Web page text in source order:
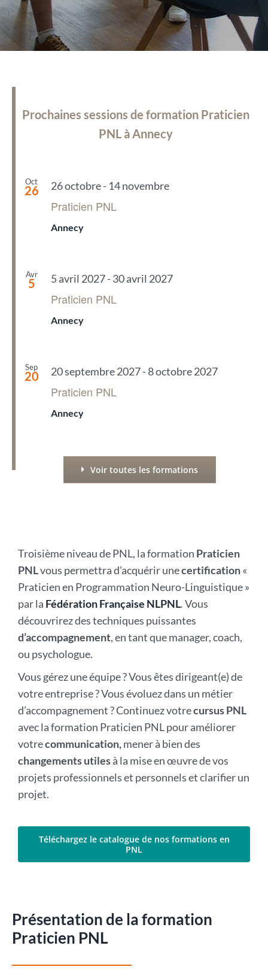
Prochaines sessions de formation Praticien
PNL à Annecy
Oct
26 26 octobre- 14 novembre
Praticien PNL
Annecy
Avr
5 5 avril 2027-30 avril 2027
Praticien PNL
Annecy
Sep
20 20 septembre 2027-8 octobre 2027
Praticien PNL
Annecy
Voir toutes les formations
Troisième niveau de PNL, la formation Praticien
PNLvous permettra d’acquérir unecertification«
Praticien en Programmation Neuro-Linguistique »
par la Fédération Française NLPNL.Vous
découvrirez des techniques puissantes
d’accompagnement, en tant que manager, coach,
ou psychologue.
Vous gérez une équipe ? Vous êtes dirigeant(e) de
votre entreprise ? Vous évoluez dans un métier
d’accompagnement ? Continuez votrecursus PNL
avec la formation Praticien PNL pour améliorer
votrecommunication,mener à bien des
changements utilesà la mise en œuvre de vos
projets professionnels et personnels et clarifier un
projet.
Téléchargez le catalogue de nos formations en
PNL
Présentation de la formation
Praticien PNL